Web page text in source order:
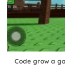
Code grow a